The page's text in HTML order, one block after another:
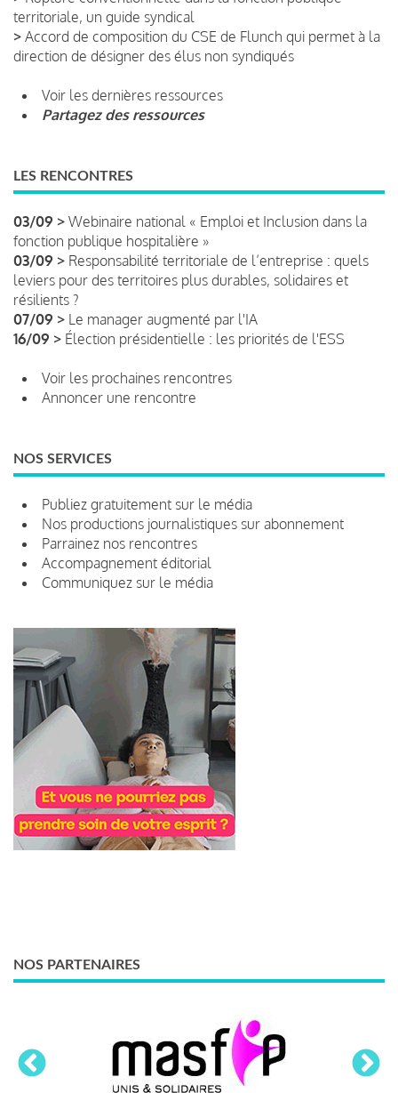
territoriale, un guide syndical
> Accord de composition du CSE de Flunch qui permet à la
direction de désigner des élus non syndiqués
Voir les dernières ressources
Partagez des ressources
LES RENCONTRES
03/09 > Webinaire national « Emploi et Inclusion dans la
fonction publique hospitalière »
03/09 > Responsabilité territoriale de l’entreprise : quels
leviers pour des territoires plus durables, solidaires et
résilients ?
07/09 > Le manager augmenté par l'IA
16/09 > Élection présidentielle : les priorités de l'ESS
Voir les prochaines rencontres
Annoncer une rencontre
NOS SERVICES
Publiez gratuitement sur le média
Nos productions journalistiques sur abonnement
Parrainez nos rencontres
Accompagnement éditorial
Communiquez sur le média
NOS PARTENAIRES